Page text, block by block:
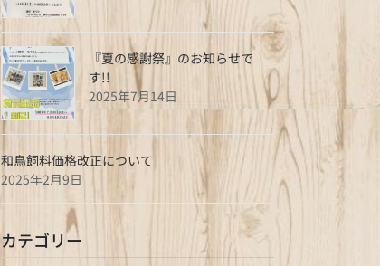
『夏の感謝祭』のお知らせで
す!!
2025年7月14日
和鳥飼料価格改正について
2025年2月9日
カテゴリー